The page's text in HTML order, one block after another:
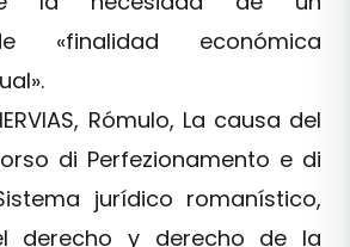
«finalidad económica
Rómulo, La causa del
di Perfezionamento e di
jurídico romanístico,
derecho y derecho de la